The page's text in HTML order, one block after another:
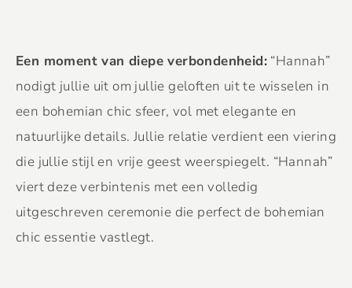
Een moment van diepe verbondenheid: “Hannah”
nodigt jullie uit om jullie geloften uit te wisselen in
een bohemian chic sfeer, vol met elegante en
natuurlijke details. Jullie relatie verdient een viering
die jullie stijl en vrije geest weerspiegelt. “Hannah”
viert deze verbintenis met een volledig
uitgeschreven ceremonie die perfect de bohemian
chic essentie vastlegt.